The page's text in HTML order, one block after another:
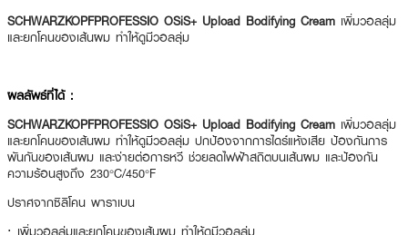
SCHWARZKOPFPROFESSIO OSiS+ Upload Bodifying Cream เพิ่มวอลลุ่ม
และยกโคนของเส้นผม ทำให้ดูมีวอลลุ่ม
ผลลัพธ์ที่ได้ :
SCHWARZKOPFPROFESSIO OSiS+ Upload Bodifying Cream เพิ่มวอลลุ่ม
และยกโคนของเส้นผม ทำให้ดูมีวอลลุ่ม ปกป้องจากการไดร์แห้งเสีย ป้องกันการ
พันกันของเส้นผม และง่ายต่อการหวี ช่วยลดไฟฟ้าสถิตบนเส้นผม และป้องกัน
ความร้อนสูงถึง 230°C/450°F
ปราศจากซิลิโคน พาราเบน
· เพิ่มวอลลุ่มและยกโคนของเส้นผม ทำให้ดูมีวอลลุ่ม